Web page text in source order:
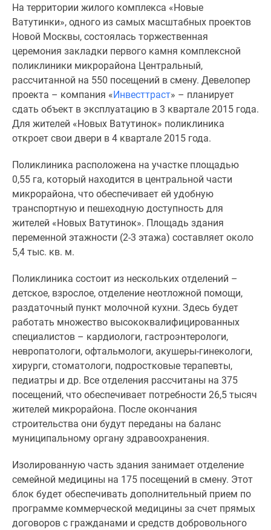
Специальные
предложения
Коммерческие
помещения
Продавцы
застройщики
Панорамы
новостроек
Видеообзор
новостроек
Экспертиза
новостроек
Экология
Москвы
Подмосковья
Студии
комнатные
комнатные
комнатные
Квартиры
карте
Ипотечный
калькулятор
Семейная
Военная
ипотека
Банки
программы
На территории жилого комплекса «Новые
Ватутинки», одного из самых масштабных проектов
Новой Москвы, состоялась торжественная
церемония закладки первого камня комплексной
поликлиники микрорайона Центральный,
рассчитанной на 550 посещений в смену. Девелопер
проекта – компания «Инвесттраст» – планирует
сдать объект в эксплуатацию в 3 квартале 2015 года.
Для жителей «Новых Ватутинок» поликлиника
откроет свои двери в 4 квартале 2015 года.
Поликлиника расположена на участке площадью
0,55 га, который находится в центральной части
микрорайона, что обеспечивает ей удобную
транспортную и пешеходную доступность для
жителей «Новых Ватутинок». Площадь здания
переменной этажности (2-3 этажа) составляет около
5,4 тыс. кв. м.
Поликлиника состоит из нескольких отделений –
детское, взрослое, отделение неотложной помощи,
раздаточный пункт молочной кухни. Здесь будет
работать множество высококвалифицированных
специалистов – кардиологи, гастроэнтерологи,
невропатологи, офтальмологи, акушеры-гинекологи,
хирурги, стоматологи, подростковые терапевты,
педиатры и др. Все отделения рассчитаны на 375
посещений, что обеспечивает потребности 26,5 тысяч
жителей микрорайона. После окончания
строительства они будут переданы на баланс
муниципальному органу здравоохранения.
Изолированную часть здания занимает отделение
семейной медицины на 175 посещений в смену. Этот
блок будет обеспечивать дополнительный прием по
программе коммерческой медицины за счет прямых
договоров с гражданами и средств добровольного